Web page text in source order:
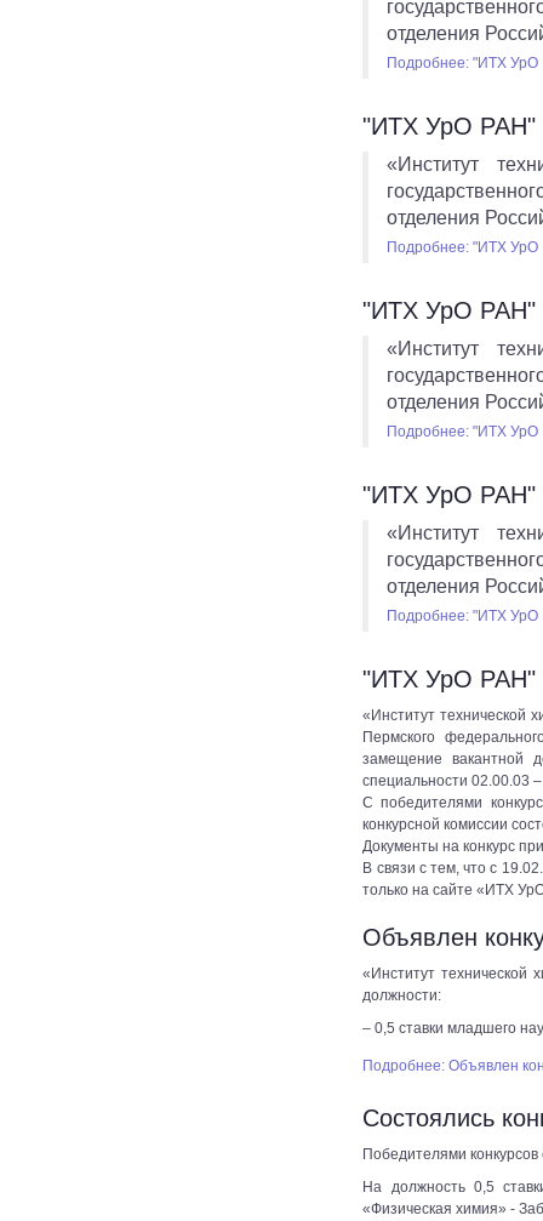
отделения
Подробнее: "ИТХ УрО
"ИТХ УрО РАН"
«Институт
отделения
Подробнее: "ИТХ УрО
"ИТХ УрО РАН"
«Институт
отделения
Подробнее: "ИТХ УрО
"ИТХ УрО РАН"
«Институт
отделения
Подробнее: "ИТХ УрО
"ИТХ УрО РАН"
«Институт технической
Пермского
замещение вакантной
специальности 02.00.03
C победителями
конкурсной комиссии
Документы на конкурс
В связи с тем, что с
только на сайте «ИТХ
Объявлен
«Институт
должности:
– 0,5 ставки младшего
Подробнее: Объявлен
Состоялись
Победителями конкурсов
На должность 0,5
«Физическая химия» -